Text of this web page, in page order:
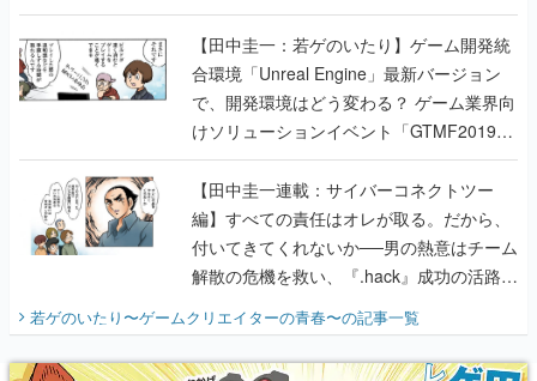
のいたり】
【田中圭一：若ゲのいたり】ゲーム開発統
合環境「Unreal Engine」最新バージョン
で、開発環境はどう変わる？ ゲーム業界向
けソリューションイベント「GTMF2019」
に行って、より理解を深めよう【PR】
【田中圭一連載：サイバーコネクトツー
編】すべての責任はオレが取る。だから、
付いてきてくれないか──男の熱意はチーム
解散の危機を救い、『.hack』成功の活路を
『少年ジャンプ』色だった【若ゲのいた
り】
若ゲのいたり〜ゲームクリエイターの青春〜の記事一覧